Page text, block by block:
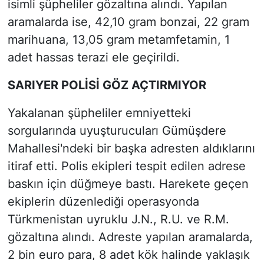
isimli şüpheliler gözaltına alındı. Yapılan
aramalarda ise, 42,10 gram bonzai, 22 gram
marihuana, 13,05 gram metamfetamin, 1
adet hassas terazi ele geçirildi.
SARIYER POLİSİ GÖZ AÇTIRMIYOR
Yakalanan şüpheliler emniyetteki
sorgularında uyuşturucuları Gümüşdere
Mahallesi'ndeki bir başka adresten aldıklarını
itiraf etti. Polis ekipleri tespit edilen adrese
baskın için düğmeye bastı. Harekete geçen
ekiplerin düzenlediği operasyonda
Türkmenistan uyruklu J.N., R.U. ve R.M.
gözaltına alındı. Adreste yapılan aramalarda,
2 bin euro para, 8 adet kök halinde yaklaşık